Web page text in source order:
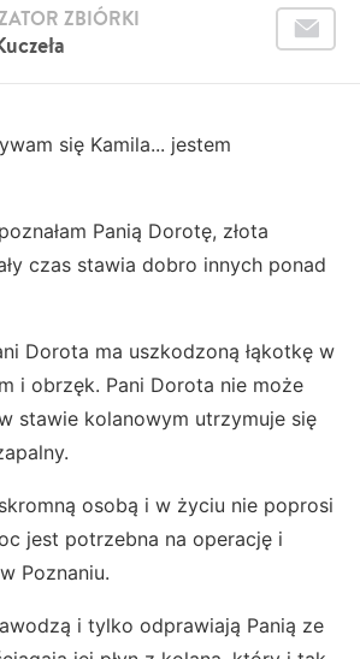
ZBIÓRKI
się Kamila... jestem
Panią Dorotę, złota
czas stawia dobro innych ponad
Dorota ma uszkodzoną łąkotkę w
i obrzęk. Pani Dorota nie może
stawie kolanowym utrzymuje się
osobą i w życiu nie poprosi
jest potrzebna na operację i
Poznaniu.
i tylko odprawiają Panią ze